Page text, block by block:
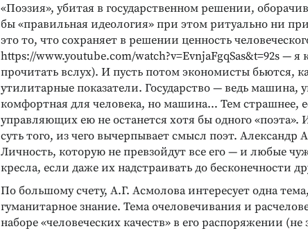
«Поэзия», убитая в государственном решении,
бы «правильная идеология» при этом ритуально ни
это то, что сохраняет в решении ценность
https://www.youtube.com/watch?v=EvnjaFgqSas&t=92s — я
прочитать вслух). И пусть потом экономисты бьются,
утилитарные показатели. Государство — ведь машина,
комфортная для человека, но машина… Тем страшнее,
управляющих ею не останется хотя бы одного «поэта».
суть того, из чего вычерпывает смысл поэт.
Личность, которую не превзойдут все его — и любые
кресла, если даже их надстраивать до бесконечности
По большому счету, А.Г. Асмолова интересует одна
гуманитарное знание. Тема очеловечивания и
наборе «человеческих качеств» в его распоряжении